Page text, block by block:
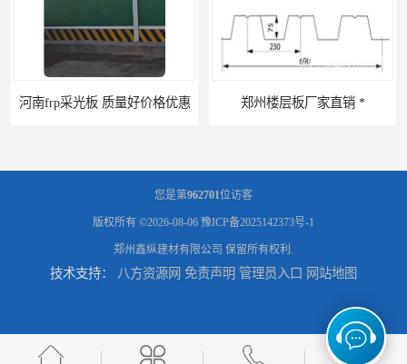
郑州楼层板厂家直销 *
河南郑州生产加工彩钢围挡 郑州鑫纵 质量好 围挡加工 三门峡生产加工彩钢围挡 郑州鑫纵 质量好 围挡加工
您是第962701位访客
版权所有 ©2026-08-06 豫ICP备2025142373号-1
郑州鑫纵建材有限公司 保留所有权利.
技术支持： 八方资源网 免责声明 管理员入口 网站地图